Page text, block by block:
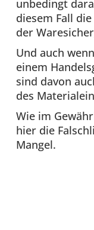
unbedingt
diesem Fall
der
Und auch
einem
sind davon
des
Wie im
hier die
Mangel.‍